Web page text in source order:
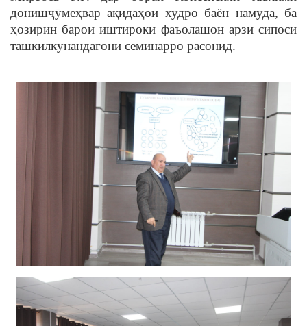
донишҷӯмеҳвар ақидаҳои худро баён намуда, ба
ҳозирин барои иштироки фаъолашон арзи сипоси
ташкилкунандагони семинарро расонид.